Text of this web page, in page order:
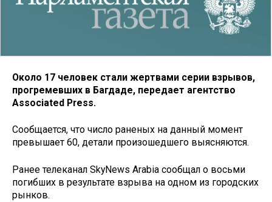
Около 17 человек стали жертвами серии взрывов,
прогремевших в Багдаде, передает агентство
Associated Press.
Сообщается, что число раненых на данный момент
превышает 60, детали произошедшего выясняются.
Ранее телеканал SkyNews Arabia сообщал о восьми
погибших в результате взрыва на одном из городских
рынков.